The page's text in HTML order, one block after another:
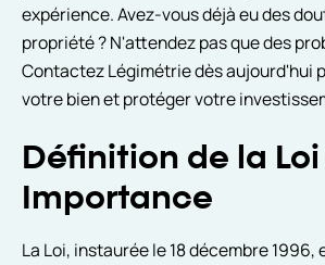
expérience. Avez-vous déjà eu des
propriété ? N'attendez pas que des
Contactez Légimétrie dès aujourd'hui
votre bien et protéger votre
Définition de la
Importance
La Loi, instaurée le 18 décembre